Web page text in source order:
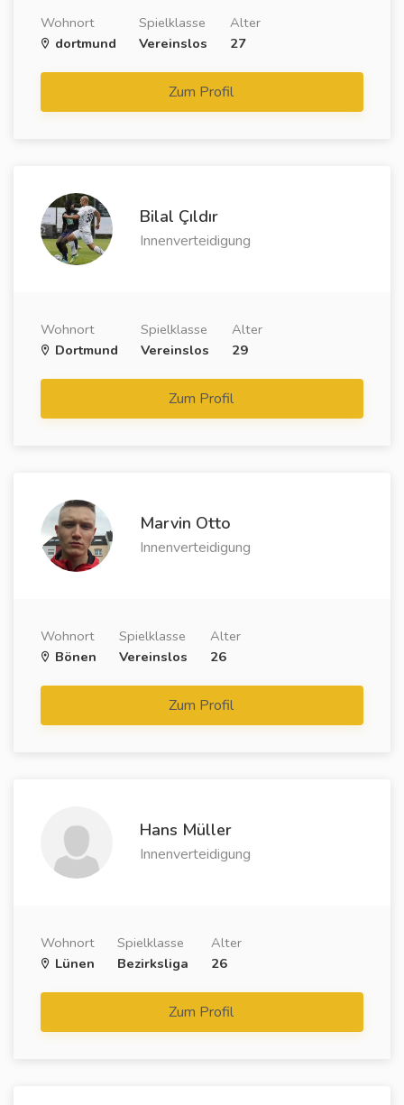
Wohnort
dortmund
Spielklasse
Vereinslos
Alter
27
Zum Profil
Bilal Çıldır
Innenverteidigung
Wohnort
Dortmund
Spielklasse
Vereinslos
Alter
29
Zum Profil
Marvin Otto
Innenverteidigung
Wohnort
Bönen
Spielklasse
Vereinslos
Alter
26
Zum Profil
Hans Müller
Innenverteidigung
Wohnort
Lünen
Spielklasse
Bezirksliga
Alter
26
Zum Profil